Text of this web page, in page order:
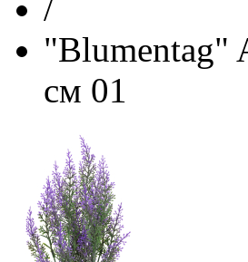
/
"Blumentag"
см 01